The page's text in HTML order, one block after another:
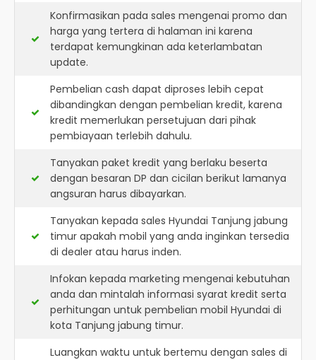
Konfirmasikan pada sales mengenai promo dan
harga yang tertera di halaman ini karena
terdapat kemungkinan ada keterlambatan
update.
Pembelian cash dapat diproses lebih cepat
dibandingkan dengan pembelian kredit, karena
kredit memerlukan persetujuan dari pihak
pembiayaan terlebih dahulu.
Tanyakan paket kredit yang berlaku beserta
dengan besaran DP dan cicilan berikut lamanya
angsuran harus dibayarkan.
Tanyakan kepada sales Hyundai Tanjung jabung
timur apakah mobil yang anda inginkan tersedia
di dealer atau harus inden.
Infokan kepada marketing mengenai kebutuhan
anda dan mintalah informasi syarat kredit serta
perhitungan untuk pembelian mobil Hyundai di
kota Tanjung jabung timur.
Luangkan waktu untuk bertemu dengan sales di